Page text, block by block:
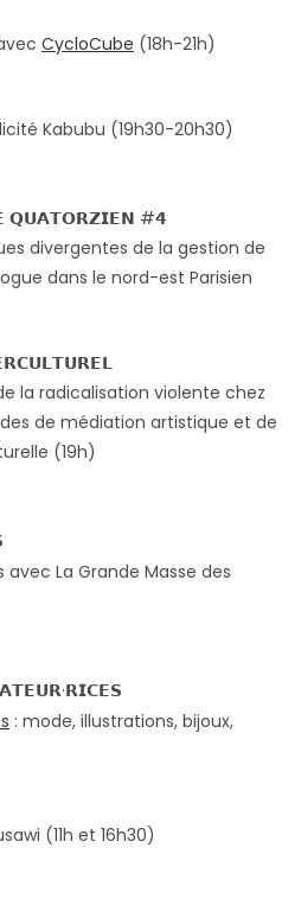
CycloCube (18h-21h)
Kabubu (19h30-20h30)
𝗤𝗨𝗔𝗧𝗢𝗥𝗭𝗜𝗘𝗡 #𝟰
divergentes de la gestion de
dans le nord-est Parisien
la radicalisation violente chez
de médiation artistique et de
(19h)
La Grande Masse des
: mode, illustrations, bijoux,
(11h et 16h30)